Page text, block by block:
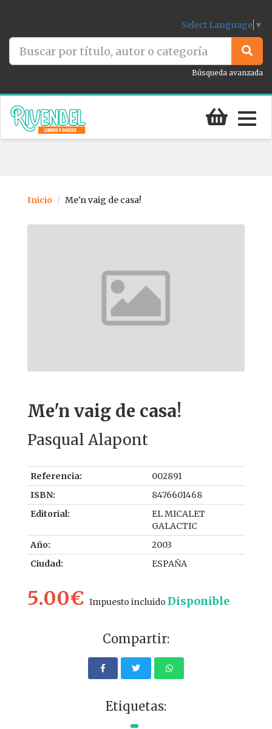
Select Language ▼
Búsqueda avanzada
Inicio Me'n vaig de casa!
Me'n vaig de casa!
Pasqual Alapont
Referencia:
002891
ISBN:
8476601468
Editorial:
EL MICALET
GALACTIC
Año:
2003
Ciudad:
ESPAÑA
5.00€ Impuesto incluido Disponible
Compartir:
Etiquetas: